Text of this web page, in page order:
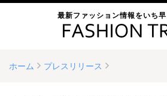
最新ファッション情報をいち早
ホーム プレスリリース